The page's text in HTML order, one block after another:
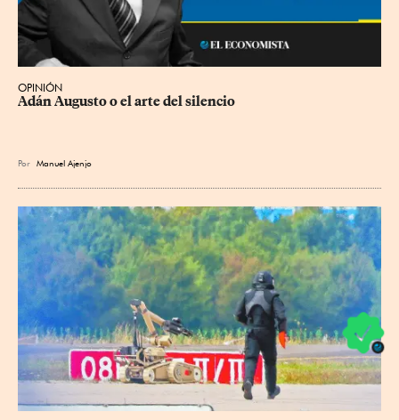
OPINIÓN
Adán Augusto o el arte del silencio
Por Manuel Ajenjo